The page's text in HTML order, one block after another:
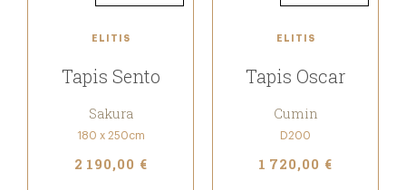
ELITIS
Tapis Sento
Sakura
180 x 250cm
2 190,00 €
ELITIS
Tapis Oscar
Cumin
D200
1 720,00 €